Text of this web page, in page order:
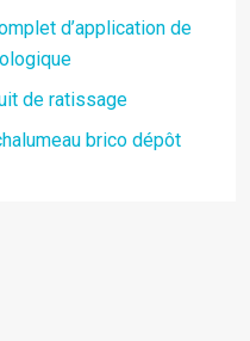
d’application de
de ratissage
brico dépôt